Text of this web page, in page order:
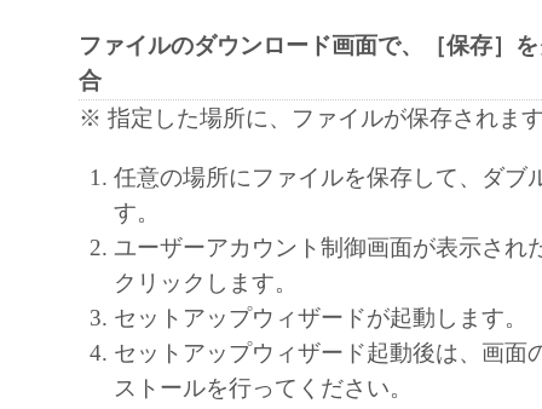
EXCLUSION MAY NOT APPLY TO YOU.
THIS WARRANTY GIVES YOU SPECIFIC
AND YOU MAY ALSO HAVE OTHER
JURISDICTION.
NEITHER CANON, CANON'S
AFFILIATES, THEIR DISTRIBUTORS, OR
CANON'S LICENSORS WARRANT THAT
CONTAINED IN THE SOFTWARE WILL
REQUIREMENTS OR THAT THE
SOFTWARE WILL BE UNINTERRUPTED
ファイルのダウンロード画面で、［保存］
合
※ 指定した場所に、ファイルが保存されま
任意の場所にファイルを保存して、ダブ
す。
ユーザーアカウント制御画面が表示され
クリックします。
セットアップウィザードが起動します。
セットアップウィザード起動後は、画面
ストールを行ってください。